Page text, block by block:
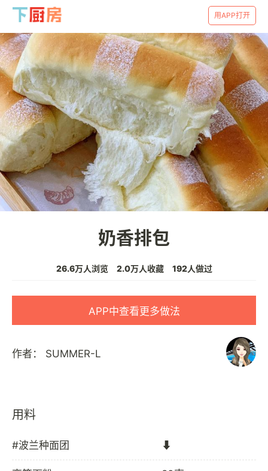
用APP打开
奶香排包
26.6万人浏览 2.0万人收藏 192人做过
APP中查看更多做法
作者： SUMMER-L
用料
#波兰种面团 ⬇️